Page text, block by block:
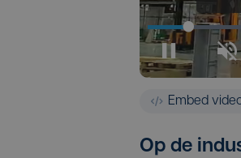
Embed
Op de